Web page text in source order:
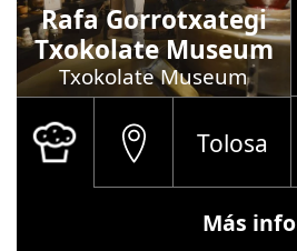
Rafa Gorrotxategi
Txokolate Museum
Txokolate Museum
Tolosa
Más info